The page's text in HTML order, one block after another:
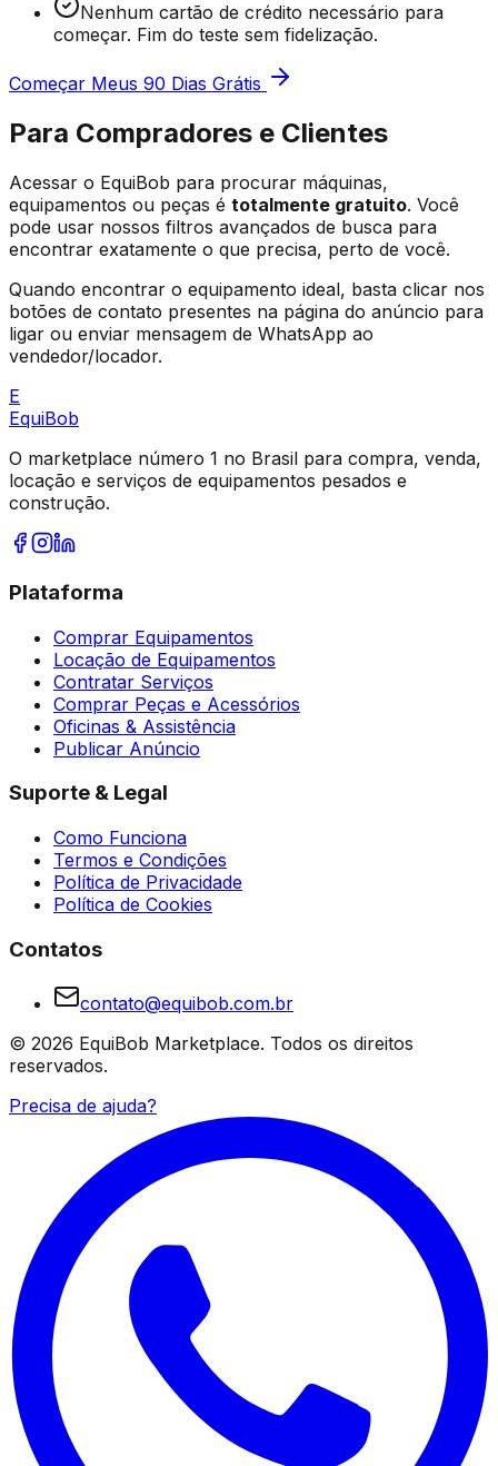
Nenhum cartão de crédito necessário para
começar. Fim do teste sem fidelização.
Começar Meus 90 Dias Grátis
Para Compradores e Clientes
Acessar o EquiBob para procurar máquinas,
equipamentos ou peças é totalmente gratuito. Você
pode usar nossos filtros avançados de busca para
encontrar exatamente o que precisa, perto de você.
Quando encontrar o equipamento ideal, basta clicar nos
botões de contato presentes na página do anúncio para
ligar ou enviar mensagem de WhatsApp ao
vendedor/locador.
E
EquiBob
O marketplace número 1 no Brasil para compra, venda,
locação e serviços de equipamentos pesados e
construção.
Plataforma
Comprar Equipamentos
Locação de Equipamentos
Contratar Serviços
Comprar Peças e Acessórios
Oficinas & Assistência
Publicar Anúncio
Suporte & Legal
Como Funciona
Termos e Condições
Política de Privacidade
Política de Cookies
Contatos
contato@equibob.com.br
© 2026 EquiBob Marketplace. Todos os direitos
reservados.
Precisa de ajuda?